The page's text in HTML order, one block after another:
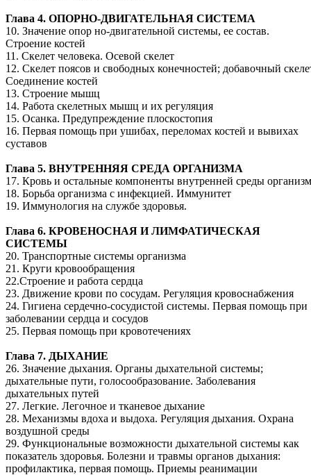
Глава 4. ОПОРНО-ДВИГАТЕЛЬНАЯ СИСТЕМА
10. Значение опор но-двигательной системы, ее состав.
Строение костей
11. Скелет человека. Осевой скелет
12. Скелет поясов и свободных конечностей; добавочный
Соединение костей
13. Строение мышц
14. Работа скелетных мышц и их регуляция
15. Осанка. Предупреждение плоскостопия
16. Первая помощь при ушибах, переломах костей и вывихах
суставов
Глава 5. ВНУТРЕННЯЯ СРЕДА ОРГАНИЗМА
17. Кровь и остальные компоненты внутренней среды
18. Борьба организма с инфекцией. Иммунитет
19. Иммунология на службе здоровья.
Глава 6. КРОВЕНОСНАЯ И ЛИМФАТИЧЕСКАЯ
СИСТЕМЫ
20. Транспортные системы организма
21. Круги кровообращения
22.Строение и работа сердца
23. Движение крови по сосудам. Регуляция кровоснабжения
24. Гигиена сердечно-сосудистой системы. Первая помощь при
заболевании сердца и сосудов
25. Первая помощь при кровотечениях
Глава 7. ДЫХАНИЕ
26. Значение дыхания. Органы дыхательной системы;
дыхательные пути, голосообразование. Заболевания
дыхательных путей
27. Легкие. Легочное и тканевое дыхание
28. Механизмы вдоха и выдоха. Регуляция дыхания. Охрана
воздушной среды
29. Функциональные возможности дыхательной системы как
показатель здоровья. Болезни и травмы органов дыхания:
профилактика, первая помощь. Приемы реанимации